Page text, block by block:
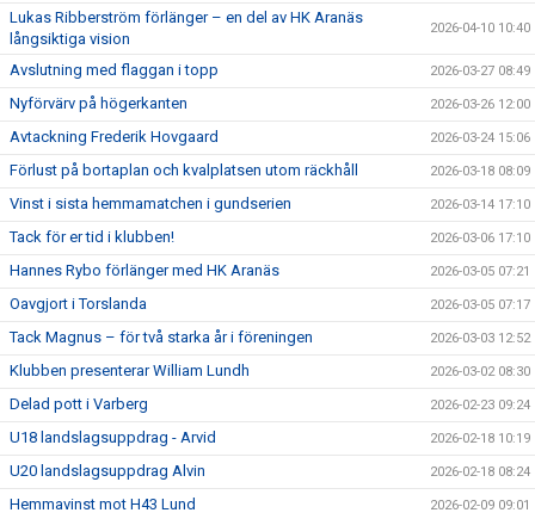
Lukas Ribberström förlänger – en del av HK Aranäs
långsiktiga vision
2026-04-10 10:40
Avslutning med flaggan i topp 2026-03-27 08:49
Nyförvärv på högerkanten 2026-03-26 12:00
Avtackning Frederik Hovgaard 2026-03-24 15:06
Förlust på bortaplan och kvalplatsen utom räckhåll 2026-03-18 08:09
Vinst i sista hemmamatchen i gundserien 2026-03-14 17:10
Tack för er tid i klubben! 2026-03-06 17:10
Hannes Rybo förlänger med HK Aranäs 2026-03-05 07:21
Oavgjort i Torslanda 2026-03-05 07:17
Tack Magnus – för två starka år i föreningen 2026-03-03 12:52
Klubben presenterar William Lundh 2026-03-02 08:30
Delad pott i Varberg 2026-02-23 09:24
U18 landslagsuppdrag - Arvid 2026-02-18 10:19
U20 landslagsuppdrag Alvin 2026-02-18 08:24
Hemmavinst mot H43 Lund 2026-02-09 09:01